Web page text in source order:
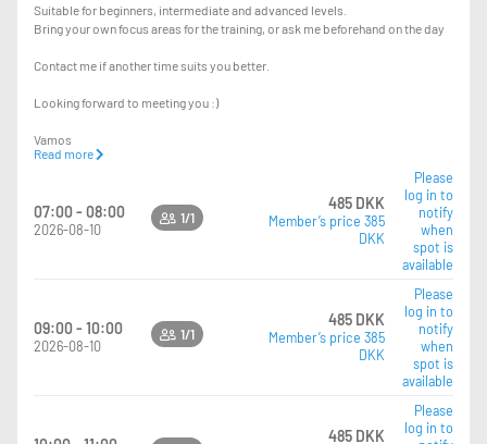
Suitable for beginners, intermediate and advanced levels.
Bring your own focus areas for the training, or ask me beforehand on the day
Contact me if another time suits you better.
Looking forward to meeting you :)
Vamos
Read more
07:00 - 08:00
2026-08-10
1/1
485 DKK
Member’s price 385
DKK
Please
log in to
notify
when
spot is
available
09:00 - 10:00
2026-08-10
1/1
485 DKK
Member’s price 385
DKK
Please
log in to
notify
when
spot is
available
485 DKK
Please
log in to